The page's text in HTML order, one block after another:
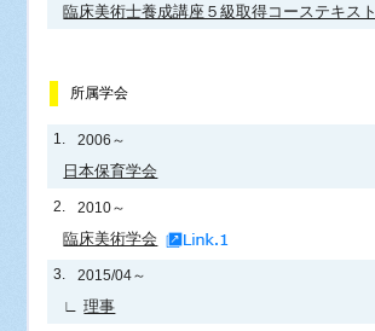
臨床美術士養成講座５級取得コーステキスト
所属学会
1. 2006～
日本保育学会
2. 2010～
臨床美術学会
3. 2015/04～
∟理事